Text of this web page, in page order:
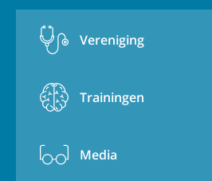
Vereniging
Trainingen
Media